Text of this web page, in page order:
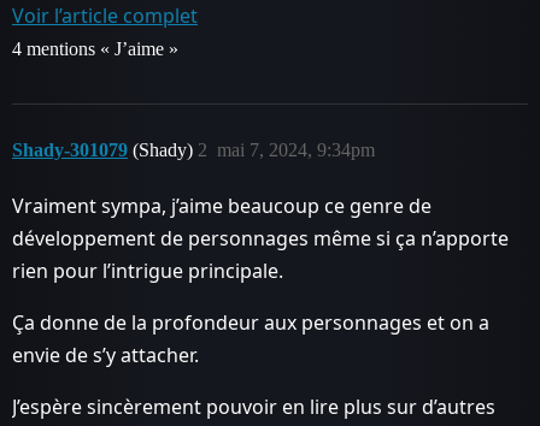
Voir l’article complet
4 mentions « J’aime »
Shady-301079 (Shady) mai 7, 2024, 9:34pm
2
Vraiment sympa, j’aime beaucoup ce genre de
développement de personnages même si ça n’apporte
rien pour l’intrigue principale.
Ça donne de la profondeur aux personnages et on a
envie de s’y attacher.
J’espère sincèrement pouvoir en lire plus sur d’autres